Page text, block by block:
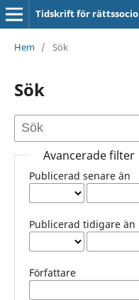
Tidskrift för
Hem / Sök
Sök
Avancerade filter
Publicerad senare än
Publicerad tidigare än
Författare